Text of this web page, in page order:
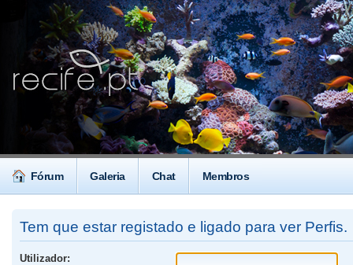
Fórum Galeria Chat Membros
Tem que estar registado e ligado para ver Perfis.
Utilizador: